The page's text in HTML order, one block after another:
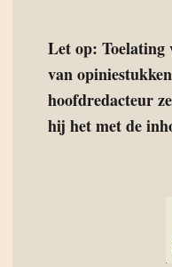
Let op: Toelating
van
hoofdredacteur
hij het met de